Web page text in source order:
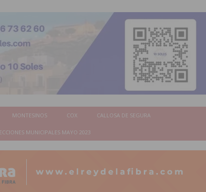
MONTESINOS COX CALLOSA DE SEGURA
MUNICIPALES MAYO 2023